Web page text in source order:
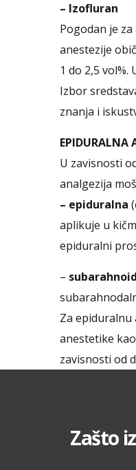
– Izofluran
Pogodan je
anestezije
1 do 2,5
Izbor
znanja i
EPIDURALNA
U zavisnosti
analgezija
– epiduralna
aplikuje u
epiduralni
–
Za
anestetike
zavisnosti od
Zašto